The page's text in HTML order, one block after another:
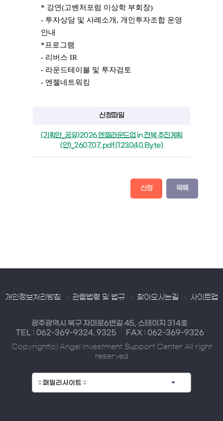
* 강연(고벤처포럼 이상학 부회장)
- 투자상담 및 사례소개, 개인투자조합 운영
안내
*프로그램
- 리버스 IR
- 라운드테이블 및 투자검토
- 엔젤네트워킹
신청파일
(기획안_공유)2026 엔젤라운드업 in 전북 추진계획
(안)_260707.pdf (123040 Byte)
개인정보처리방침 관렵법령 및 법규 찾아오시는길 사이트맵
광주광역시 북구 자미로6번길 45, 스테이지 314호
TEL : 062-369-9324, 9325 FAX : 062-369-9326
Copyright(c) Angel Investment Support Center All right
reserved